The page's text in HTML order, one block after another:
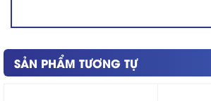
SẢN PHẨM TƯƠNG TỰ